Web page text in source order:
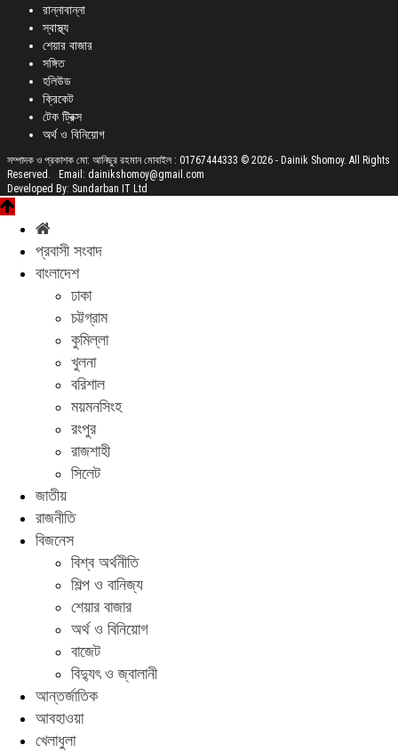
রান্নাবান্না
স্বাস্থ্য
শেয়ার বাজার
সঙ্গিত
হলিউড
ক্রিকেট
টেক ট্রিক্স
অর্থ ও বিনিয়োগ
সম্পাদক ও প্রকাশক মো: আনিছুর রহমান মোবাইল : 01767444333 © 2026 - Dainik Shomoy. All Rights
Reserved. Email: dainikshomoy@gmail.com
Developed By: Sundarban IT Ltd
প্রবাসী সংবাদ
বাংলাদেশ
ঢাকা
চট্টগ্রাম
কুমিল্লা
খুলনা
বরিশাল
ময়মনসিংহ
রংপুর
রাজশাহী
সিলেট
জাতীয়
রাজনীতি
বিজনেস
বিশ্ব অর্থনীতি
শিল্প ও বানিজ্য
শেয়ার বাজার
অর্থ ও বিনিয়োগ
বাজেট
বিদ্যুৎ ও জ্বালানী
আন্তর্জাতিক
আবহাওয়া
খেলাধুলা